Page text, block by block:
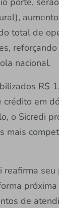
total de
nacional.
R$
em
o Sicredi
mais
reafirma
de